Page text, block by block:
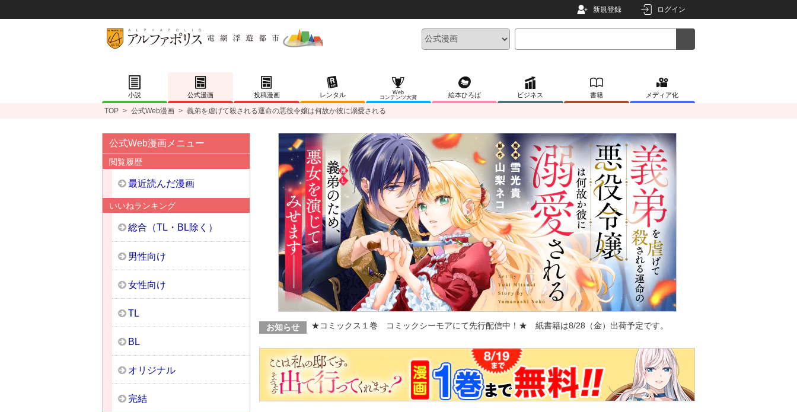
新規登録 ログイン
小説 公式漫画 投稿漫画 レンタル
Web
コンテンツ大賞
絵本ひろば ビジネス 書籍 メディア化
TOP > 公式Web漫画 > 義弟を虐げて殺される運命の悪役令嬢は何故か彼に溺愛される
お知らせ ★コミックス１巻 コミックシーモアにて先行配信中！★ 紙書籍は8/28（金）出荷予定です。
公式Web漫画メニュー
閲覧履歴
最近読んだ漫画
いいねランキング
総合（TL・BL除く）
男性向け
女性向け
TL
BL
オリジナル
完結